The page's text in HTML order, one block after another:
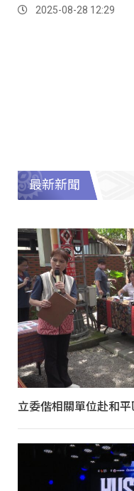
2025-08-28 12:29
最新新聞
立委偕相關單位赴和